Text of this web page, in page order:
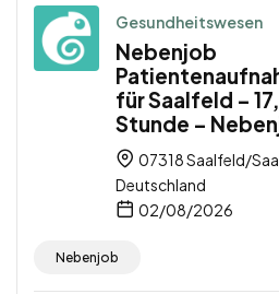
Gesundheitswesen
Nebenjob
für Saalfeld –
Stunde –
07318 Saalfeld/
Deutschland
02/08/2026
Nebenjob